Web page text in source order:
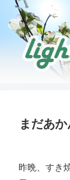
まだあか
昨晩、すき